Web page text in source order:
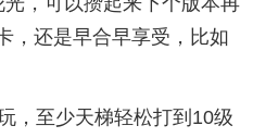
，还是早合早享受，比如
，至少天梯轻松打到10级